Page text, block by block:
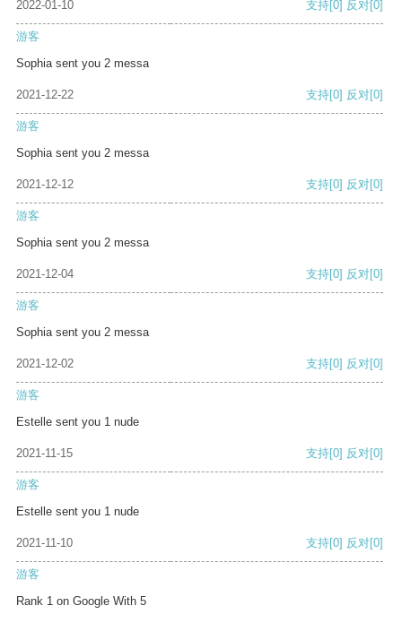
2022-01-10 支持[0] 反对[0]
游客
Sophia sent you 2 messa
2021-12-22 支持[0] 反对[0]
游客
Sophia sent you 2 messa
2021-12-12 支持[0] 反对[0]
游客
Sophia sent you 2 messa
2021-12-04 支持[0] 反对[0]
游客
Sophia sent you 2 messa
2021-12-02 支持[0] 反对[0]
游客
Estelle sent you 1 nude
2021-11-15 支持[0] 反对[0]
游客
Estelle sent you 1 nude
2021-11-10 支持[0] 反对[0]
游客
Rank 1 on Google With 5